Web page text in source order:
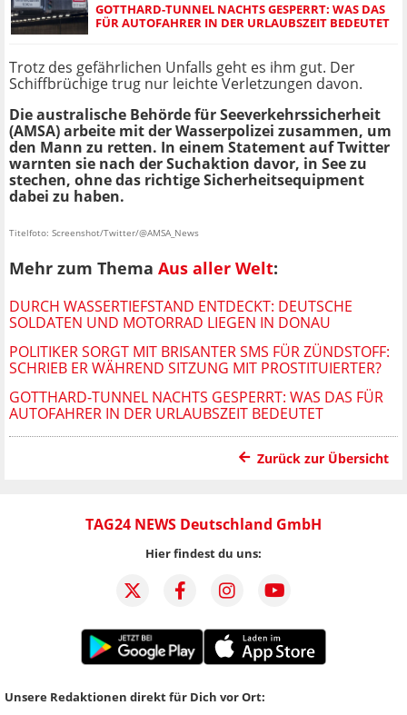
GOTTHARD-TUNNEL NACHTS GESPERRT: WAS DAS
FÜR AUTOFAHRER IN DER URLAUBSZEIT BEDEUTET
Trotz des gefährlichen Unfalls geht es ihm gut. Der
Schiffbrüchige trug nur leichte Verletzungen davon.
Die australische Behörde für Seeverkehrssicherheit
(AMSA) arbeite mit der Wasserpolizei zusammen, um
den Mann zu retten. In einem Statement auf Twitter
warnten sie nach der Suchaktion davor, in See zu
stechen, ohne das richtige Sicherheitsequipment
dabei zu haben.
Titelfoto: Screenshot/Twitter/@AMSA_News
Mehr zum Thema Aus aller Welt:
DURCH WASSERTIEFSTAND ENTDECKT: DEUTSCHE
SOLDATEN UND MOTORRAD LIEGEN IN DONAU
POLITIKER SORGT MIT BRISANTER SMS FÜR ZÜNDSTOFF:
SCHRIEB ER WÄHREND SITZUNG MIT PROSTITUIERTER?
GOTTHARD-TUNNEL NACHTS GESPERRT: WAS DAS FÜR
AUTOFAHRER IN DER URLAUBSZEIT BEDEUTET
Zurück zur Übersicht
TAG24 NEWS Deutschland GmbH
Hier findest du uns:
Unsere Redaktionen direkt für Dich vor Ort: